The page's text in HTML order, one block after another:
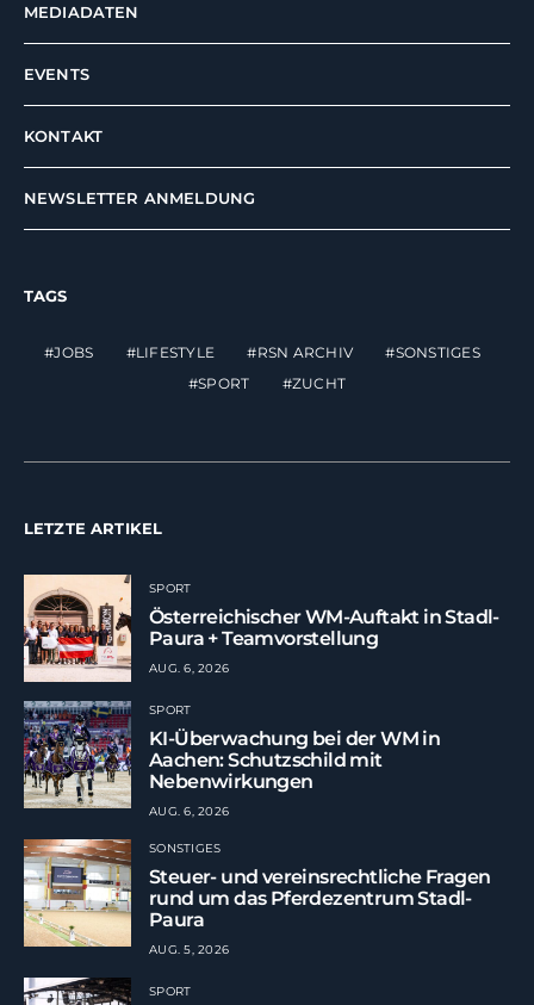
MEDIADATEN
EVENTS
KONTAKT
NEWSLETTER ANMELDUNG
TAGS
JOBS LIFESTYLE RSN ARCHIV
SONSTIGES
SPORT
ZUCHT
LETZTE ARTIKEL
SPORT
Österreichischer WM-Auftakt in Stadl-
Paura + Teamvorstellung
AUG. 6, 2026
SPORT
KI-Überwachung bei der WM in
Aachen: Schutzschild mit
Nebenwirkungen
AUG. 6, 2026
SONSTIGES
Steuer- und vereinsrechtliche Fragen
rund um das Pferdezentrum Stadl-
Paura
AUG. 5, 2026
SPORT